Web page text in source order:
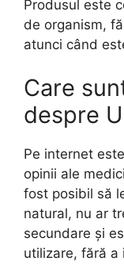
Produsul este
de organism,
atunci când
Care
despre
Pe internet
opinii ale
fost posibil să
natural, nu ar
secundare și
utilizare, fără a